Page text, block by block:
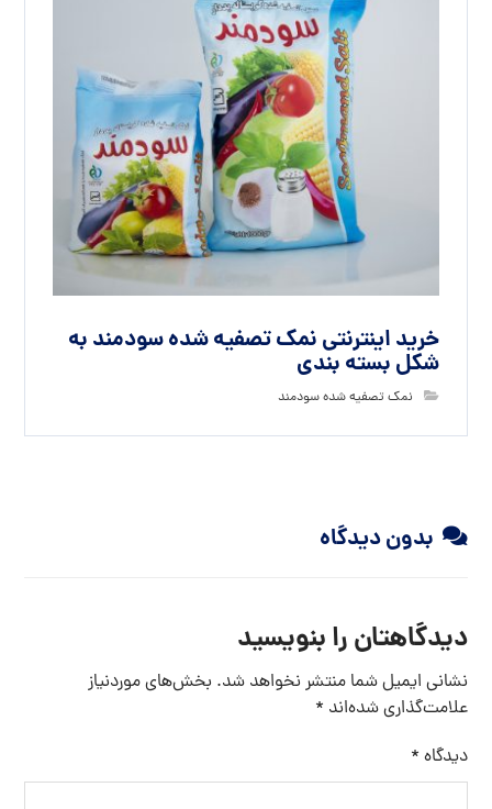
خرید اینترنتی نمک تصفیه شده سودمند به
شکل بسته بندی
نمک تصفیه شده سودمند
بدون دیدگاه
دیدگاهتان را بنویسید
نشانی ایمیل شما منتشر نخواهد شد. بخش‌های موردنیاز
علامت‌گذاری شده‌اند *
دیدگاه *